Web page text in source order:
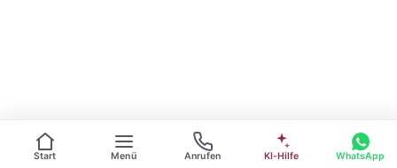
Start Menü Anrufen KI-Hilfe WhatsApp